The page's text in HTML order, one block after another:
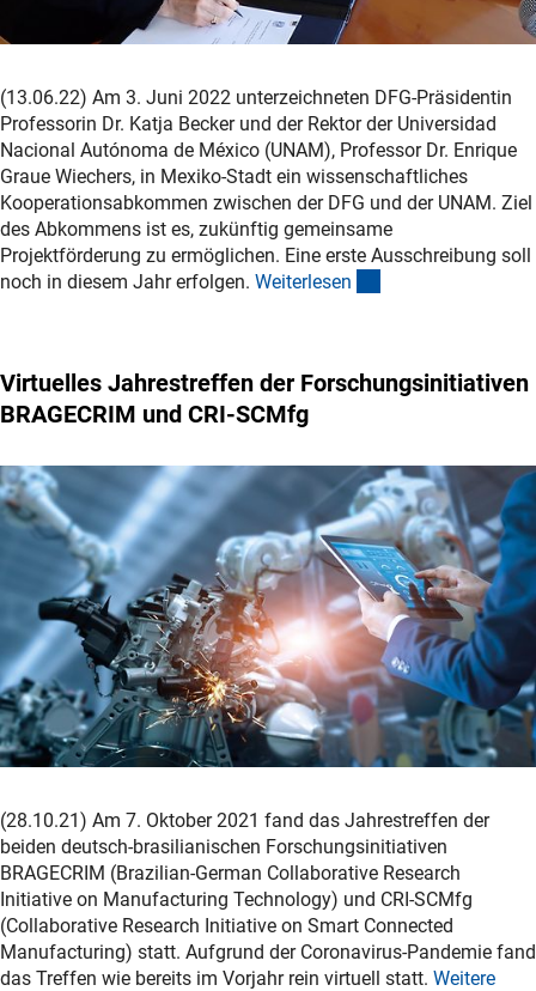
(13.06.22) Am 3. Juni 2022 unterzeichneten DFG-Präsidentin
Professorin Dr. Katja Becker und der Rektor der Universidad
Nacional Autónoma de México (UNAM), Professor Dr. Enrique
Graue Wiechers, in Mexiko-Stadt ein wissenschaftliches
Kooperationsabkommen zwischen der DFG und der UNAM. Ziel
des Abkommens ist es, zukünftig gemeinsame
Projektförderung zu ermöglichen. Eine erste Ausschreibung soll
noch in diesem Jahr erfolgen. Weiterlesen
Virtuelles Jahrestreffen der Forschungsinitiativen
BRAGECRIM und CRI-SCMfg
(28.10.21) Am 7. Oktober 2021 fand das Jahrestreffen der
beiden deutsch-brasilianischen Forschungsinitiativen
BRAGECRIM (Brazilian-German Collaborative Research
Initiative on Manufacturing Technology) und CRI-SCMfg
(Collaborative Research Initiative on Smart Connected
Manufacturing) statt. Aufgrund der Coronavirus-Pandemie fand
das Treffen wie bereits im Vorjahr rein virtuell statt. Weitere